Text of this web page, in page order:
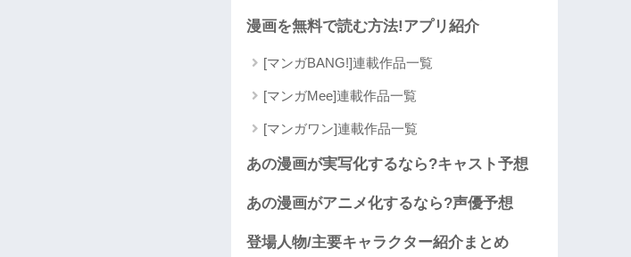
漫画を無料で読む方法!アプリ紹介
[マンガBANG!]連載作品一覧
[マンガMee]連載作品一覧
[マンガワン]連載作品一覧
あの漫画が実写化するなら?キャスト予想
あの漫画がアニメ化するなら?声優予想
登場人物/主要キャラクター紹介まとめ